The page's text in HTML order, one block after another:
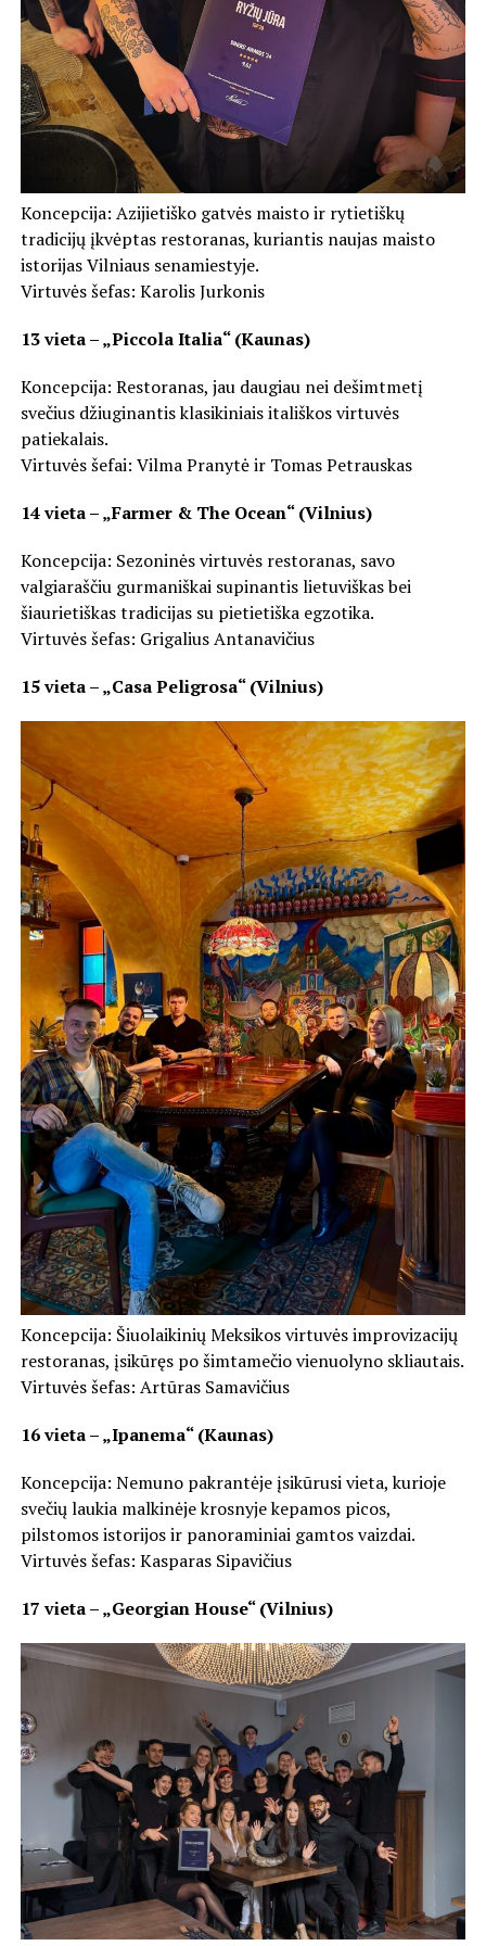
Koncepcija: Azijietiško gatvės maisto ir rytietiškų
tradicijų įkvėptas restoranas, kuriantis naujas maisto
istorijas Vilniaus senamiestyje.
Virtuvės šefas: Karolis Jurkonis
13 vieta – „Piccola Italia“ (Kaunas)
Koncepcija: Restoranas, jau daugiau nei dešimtmetį
svečius džiuginantis klasikiniais itališkos virtuvės
patiekalais.
Virtuvės šefai: Vilma Pranytė ir Tomas Petrauskas
14 vieta – „Farmer & The Ocean“ (Vilnius)
Koncepcija: Sezoninės virtuvės restoranas, savo
valgiaraščiu gurmaniškai supinantis lietuviškas bei
šiaurietiškas tradicijas su pietietiška egzotika.
Virtuvės šefas: Grigalius Antanavičius
15 vieta – „Casa Peligrosa“ (Vilnius)
Koncepcija: Šiuolaikinių Meksikos virtuvės improvizacijų
restoranas, įsikūręs po šimtamečio vienuolyno skliautais.
Virtuvės šefas: Artūras Samavičius
16 vieta – „Ipanema“ (Kaunas)
Koncepcija: Nemuno pakrantėje įsikūrusi vieta, kurioje
svečių laukia malkinėje krosnyje kepamos picos,
pilstomos istorijos ir panoraminiai gamtos vaizdai.
Virtuvės šefas: Kasparas Sipavičius
17 vieta – „Georgian House“ (Vilnius)